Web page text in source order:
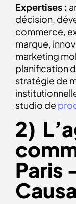
Expertises :
décision,
commerce,
marque,
marketing
planification
stratégie de
studio de
2)
Paris